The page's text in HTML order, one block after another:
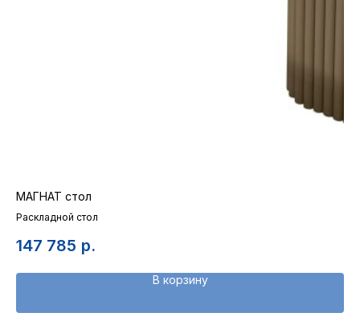
МАГНАТ стол
Раскладной стол
147 785 р.
В корзину